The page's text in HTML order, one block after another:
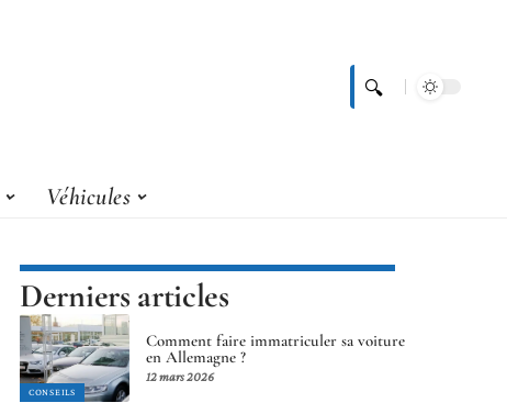
Véhicules
Derniers articles
CONSEILS
Comment faire immatriculer sa voiture
en Allemagne ?
12 mars 2026